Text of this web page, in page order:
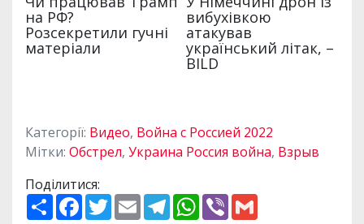
Категорії: Видео, Война с Россией 2022
Мітки: Обстрел, Украина Россия война, Взрыв
Поділитися:
П
о
F
a
T
w
E
m
T
e
W
h
V